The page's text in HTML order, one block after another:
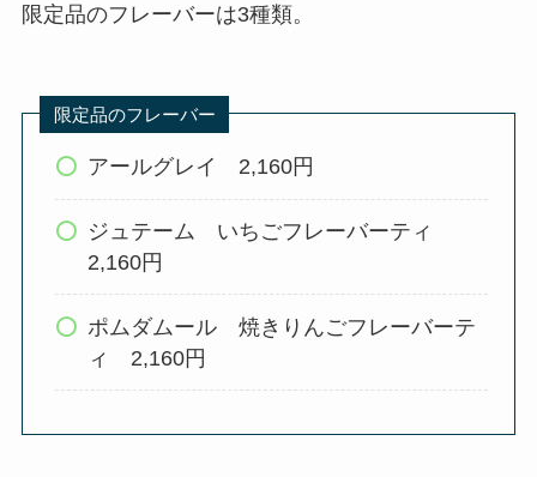
限定品のフレーバーは3種類。
限定品のフレーバー
アールグレイ 2,160円
ジュテーム いちごフレーバーティ
2,160円
ポムダムール 焼きりんごフレーバーテ
ィ 2,160円